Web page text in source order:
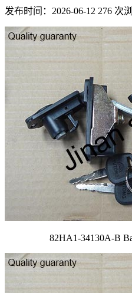
发布时间：2026-06-12 276 次
82HA1-34130A-B